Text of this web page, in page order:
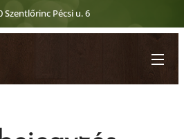
Szentlőrinc Pécsi u. 6